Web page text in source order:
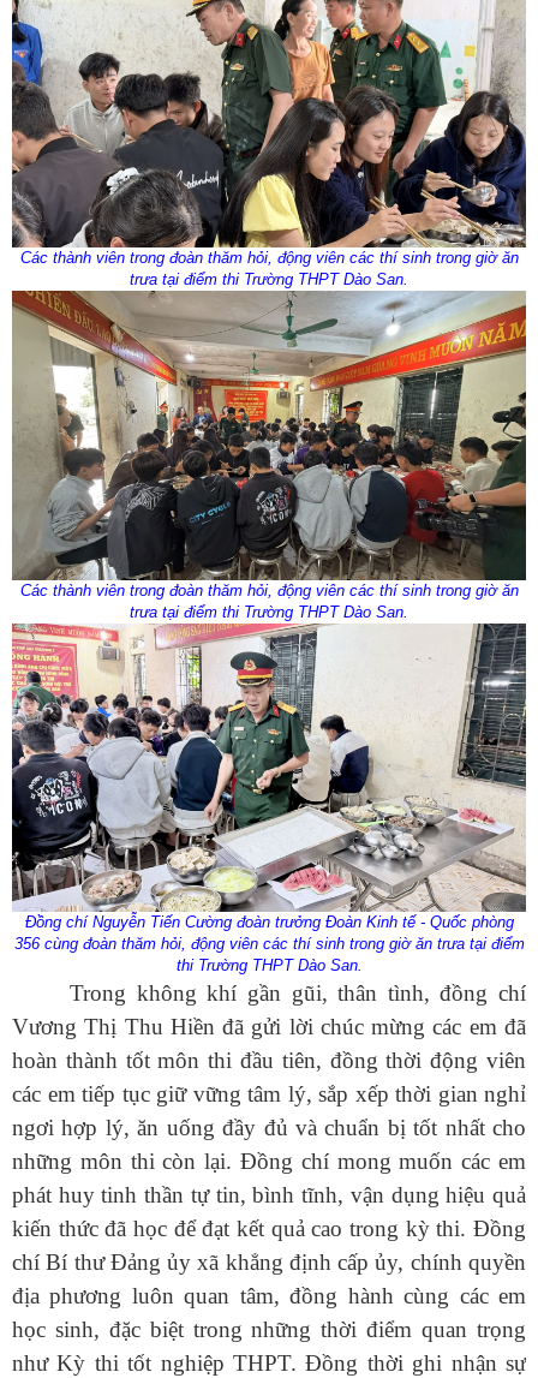
Các thành viên trong đoàn thăm hỏi, động viên các thí sinh trong giờ ăn
trưa tại điểm thi Trường THPT Dào San.
Các thành viên trong đoàn thăm hỏi, động viên các thí sinh trong giờ ăn
trưa tại điểm thi Trường THPT Dào San.
Đồng chí Nguyễn Tiến Cường đoàn trưởng Đoàn Kinh tế - Quốc phòng
356cùng đoàn thăm hỏi, động viên các thí sinh trong giờ ăn trưa tại điểm
thi Trường THPT Dào San.
Trong không khí gần gũi, thân tình, đồng chí
Vương Thị Thu Hiền đã gửi lời chúc mừng các em đã
hoàn thành tốt môn thi đầu tiên, đồng thời động viên
các em tiếp tục giữ vững tâm lý, sắp xếp thời gian nghỉ
ngơi hợp lý, ăn uống đầy đủ và chuẩn bị tốt nhất cho
những môn thi còn lại. Đồng chí mong muốn các em
phát huy tinh thần tự tin, bình tĩnh, vận dụng hiệu quả
kiến thức đã học để đạt kết quả cao trong kỳ thi. Đồng
chí Bí thư Đảng ủy xã khẳng định cấp ủy, chính quyền
địa phương luôn quan tâm, đồng hành cùng các em
học sinh, đặc biệt trong những thời điểm quan trọng
như Kỳ thi tốt nghiệp THPT. Đồng thời ghi nhận sự